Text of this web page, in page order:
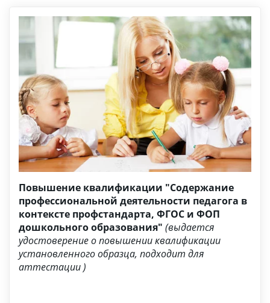
Повышение квалификации "Содержание
профессиональной деятельности педагога в
контексте профстандарта, ФГОС и ФОП
дошкольного образования" (выдается
удостоверение о повышении квалификации
установленного образца, подходит для
аттестации )